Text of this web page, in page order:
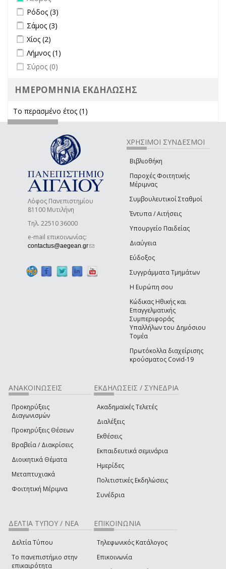
Apply Ρόδος filter
Ρόδος (3)
Apply Σάμος filter
Σάμος (3)
Apply Χίος filter
Χίος (2)
Apply Λήμνος filter
Λήμνος (1)
undefined
Σύρος (0)
ΗΜΕΡΟΜΗΝΙΑ ΕΚΔΗΛΩΣΗΣ
Το περασμένο έτος (1)
Λόφος Πανεπιστημίου
81100 Μυτιλήνη
Τηλ. 22510 36000
e-mail επικοινωνίας:
contactus@aegean.gr(link sends e-mail)
ΧΡΗΣΙΜΟΙ ΣΥΝΔΕΣΜΟΙ
Βιβλιοθήκη
Παροχές Φοιτητικής
Μέριμνας
Συμβουλευτικοί Σταθμοί
Έντυπα / Αιτήσεις
Υπουργείο Παιδείας
Διαύγεια
Εύδοξος
Συγγράμματα Τμημάτων
Η Ευρώπη σου
Κώδικας Ηθικής και
Επαγγελματικής
Συμπεριφοράς
Υπαλλήλων του Δημόσιου
Τομέα
Πρωτόκολλα διαχείρισης
κρούσματος Covid-19
ΑΝΑΚΟΙΝΩΣΕΙΣ
Προκηρύξεις
Διαγωνισμών
Προκηρύξεις Θέσεων
Βραβεία / Διακρίσεις
Διοικητικά Θέματα
Μεταπτυχιακά
Φοιτητική Μέριμνα
ΕΚΔΗΛΩΣΕΙΣ / ΣΥΝΕΔΡΙΑ
Ακαδημαϊκές Τελετές
Διαλέξεις
Εκθέσεις
Εκπαιδευτικά σεμινάρια
Ημερίδες
Πολιτιστικές Εκδηλώσεις
Συνέδρια
ΔΕΛΤΙΑ ΤΥΠΟΥ / ΝΕΑ
Δελτία Τύπου
Το πανεπιστήμιο στην
επικαιρότητα
ΕΠΙΚΟΙΝΩΝΙΑ
Τηλεφωνικός Κατάλογος
Επικοινωνία